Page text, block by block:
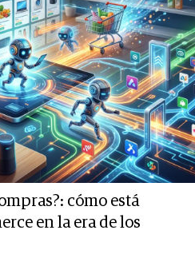
cómo está
en la era de los